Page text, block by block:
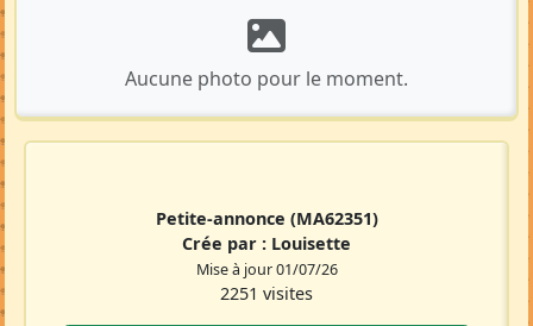
Aucune photo pour le moment.
Petite-annonce (MA62351)
Crée par : Louisette
Mise à jour 01/07/26
2251 visites